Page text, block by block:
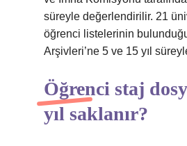
süreyle değerlendirilir. 21
öğrenci listelerinin
Arşivleri’ne 5 ve 15 yıl
Öğrenci staj
yıl saklanır?